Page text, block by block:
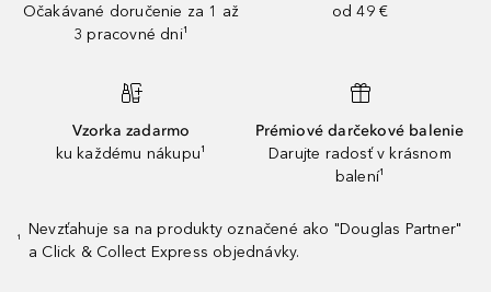
Očakávané doručenie za 1 až
3 pracovné dni¹
od 49 €
Vzorka zadarmo
ku každému nákupu¹
Prémiové darčekové balenie
Darujte radosť v krásnom
balení¹
¹
Nevzťahuje sa na produkty označené ako "Douglas Partner"
a Click & Collect Express objednávky.